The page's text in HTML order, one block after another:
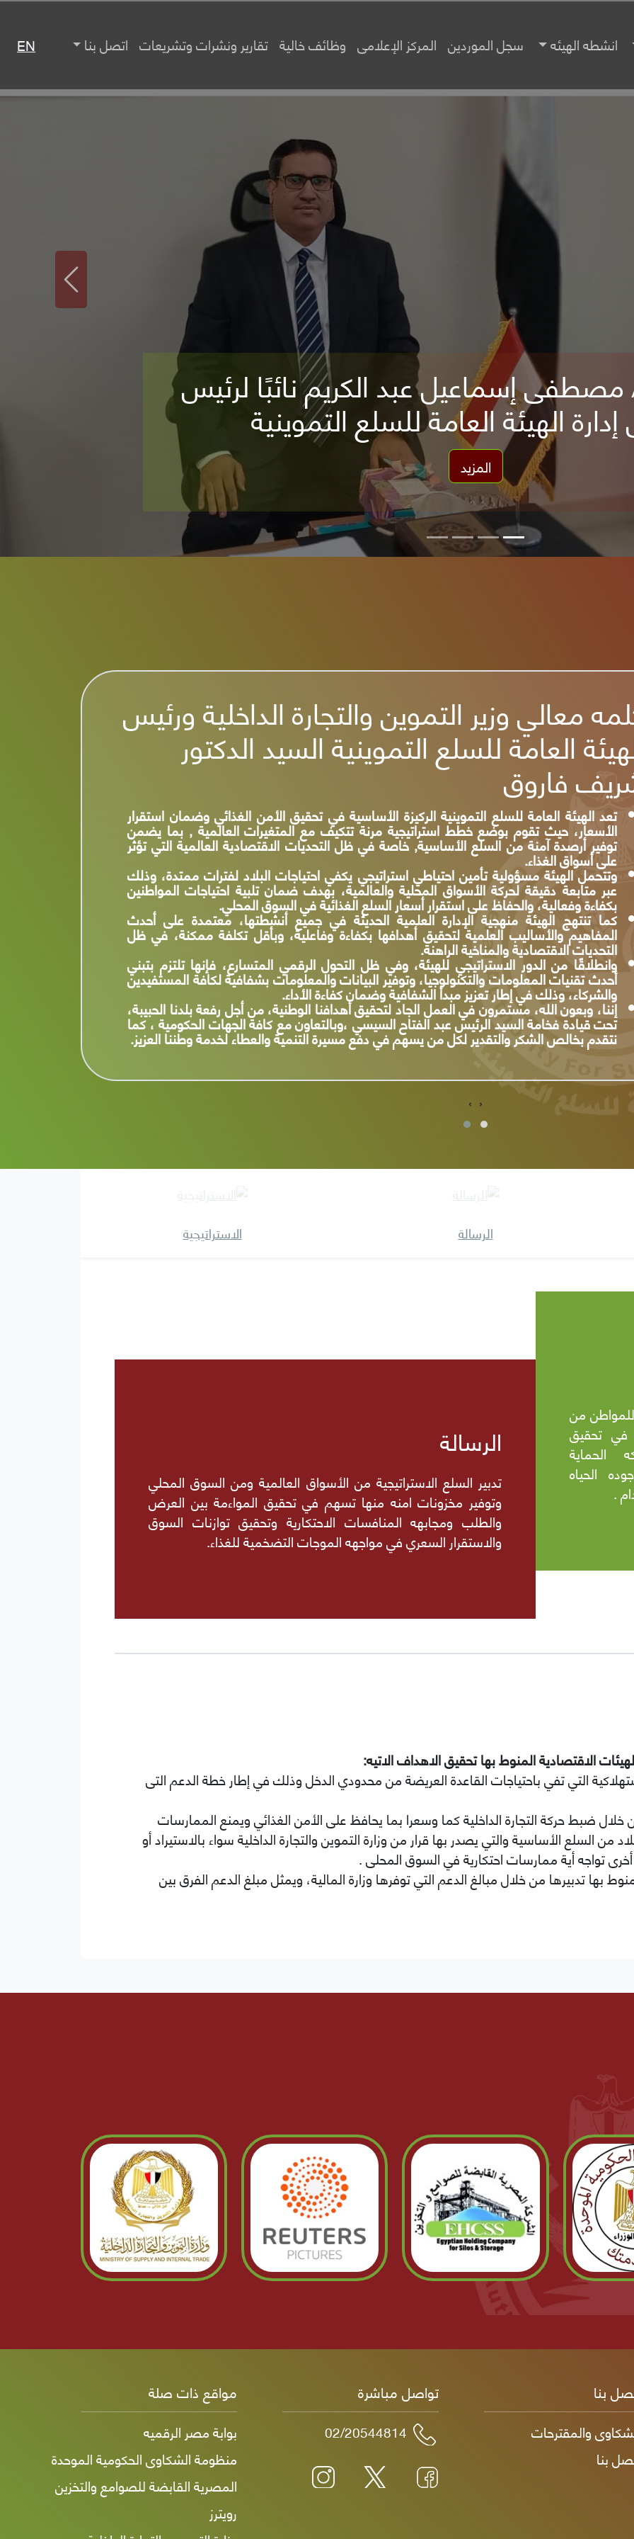
انشطه الهيئه سجل الموردين المركز الإعلامى وظائف خالية تقارير ونشرات وتشريعات اتصل بنا EN
تخصيص ارقام للشكاوى
التموينية المنوط بها تجاه المتعاملين معها وفي إطار الحرص علي تسهيل الإجراءات
عليهم لتلقي و بحث شكواهم او ا...
المزيد
Previous
نائب رئيس الهيئة
تعتبر الهيئة العامة للسلع التموينية أحد الكيانات المسؤولة عن الامن الغذائي للوطن والمواطنين
حيث تتحمل الهيئة مسؤولية تأمين احتياطي استراتيجي يكفي احتياجات البلاد لفترات ممتدة من
خلال السيطرة على الأسواق الداخلية وإحداث التوازنات السلعية من حيث الكمية والسعر وذلك
من خلال وضع عدد من السياسات التى تقوم الهيئة بتنفيذها وتحقيقها.
وتنتهج الهيئة الادوات والاساليب الحديثة لتحقيق اهدافها الاستراتيجية من خلال الموارد المتاحة
لها وتنسيقا مع جميع الأجهزة المعنية بالدولة وانطلاقا من الطبيعة الاستراتيجية للهيئة تتيح
الهيئة أهم البيانات والمعلومات للمستفيدين وأهم المتعاملين معها من خلال هذا الموقع آملين
ان يحقق اقصي استفادة منه ونسأل الله ان يوفقنا لما فيه رفعه بلدنا الحبيبة بقيادة رئيس
الجمهورية والحكومة الرشيدة.
‹
›
الرسالة الاستراتيجية
من
في تحقيق
الحماية
الحياه
.
الرسالة
تدبير السلع الاستراتيجية من الأسواق العالمية ومن السوق المحلي
وتوفير مخزونات امنه منها تسهم في تحقيق المواءمة بين العرض
والطلب ومجابهه المنافسات الاحتكارية وتحقيق توازنات السوق
والاستقرار السعري في مواجهه الموجات التضخمية للغذاء.
الاقتصادية المنوط بها تحقيق الاهداف الاتيه:
التي تفي باحتياجات القاعدة العريضة من محدودي الدخل وذلك في إطار خطة الدعم التى
خلال ضبط حركة التجارة الداخلية كما وسعرا بما يحافظ على الأمن الغذائي ويمنع الممارسات
من السلع الأساسية والتي يصدر بها قرار من وزارة التموين والتجارة الداخلية سواء بالاستيراد أو
تواجه أية ممارسات احتكارية في السوق المحلى .
بها تدبيرها من خلال مبالغ الدعم التي توفرها وزارة المالية، ويمثل مبلغ الدعم الفرق بين
بنا
والمقترحات
بنا
تواصل مباشرة مواقع ذات صلة
بوابة مصر الرقميه
منظومة الشكاوى الحكومية الموحدة
المصرية القابضة للصوامع والتخزين
رويترز